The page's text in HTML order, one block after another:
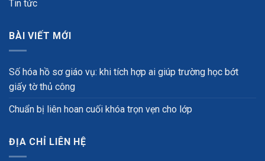
Tin tức
BÀI VIẾT MỚI
Số hóa hồ sơ giáo vụ: khi tích hợp ai giúp trường học bớt
giấy tờ thủ công
Chuẩn bị liên hoan cuối khóa trọn vẹn cho lớp
ĐỊA CHỈ LIÊN HỆ